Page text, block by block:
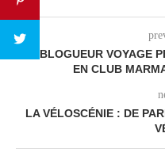
UN BLOGUEUR VOYAGE
EN CLUB
LA VÉLOSCÉNIE : DE